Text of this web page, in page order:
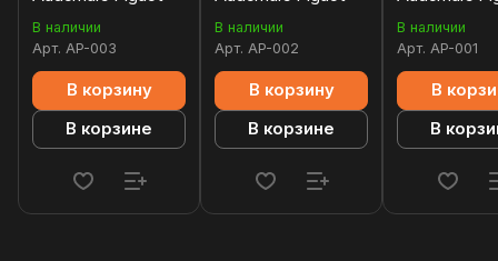
В наличии
Арт. AP-003
В корзину
В корзине
В наличии
Арт. AP-002
В корзину
В корзине
В наличии
Арт. AP-001
В
В